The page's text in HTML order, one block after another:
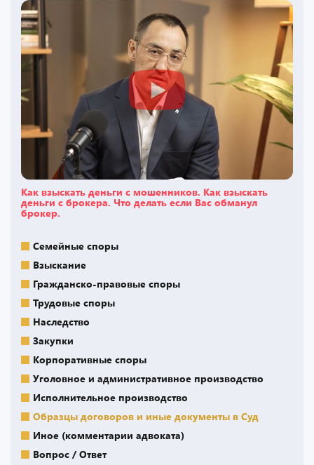
Как взыскать деньги с мошенников. Как взыскать
деньги с брокера. Что делать если Вас обманул
брокер.
Семейные споры
Взыскание
Гражданско-правовые споры
Трудовые споры
Наследство
Закупки
Корпоративные споры
Уголовное и административное производство
Исполнительное производство
Образцы договоров и иные документы в Суд
Иное (комментарии адвоката)
Вопрос / Ответ